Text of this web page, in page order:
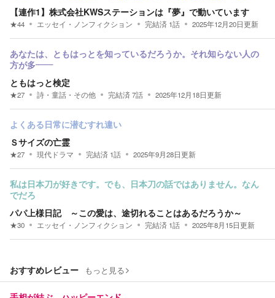
【連作1】株式会社KWSステーションは『夢』で動いています
★44 エッセイ・ノンフィクション 完結済 1話 2025年12月20日更新
あなたは、ともはっとを知っているだろうか。それ知らない人の
方が多――
ともはっと検定
★27 詩・童話・その他 完結済7話 2025年12月18日更新
よくある日常に潜むすれ違い
Ｓサイズの亡霊
★27 現代ドラマ 完結済 1話 2025年9月28日更新
私は日本刀が好きです。でも、日本刀の話ではありません。なん
でだろ
パパ上様日記 ～この愛は、途切れることはあるだろうか～
★30 エッセイ・ノンフィクション 完結済 1話 2025年8月15日更新
おすすめレビュー もっと見る